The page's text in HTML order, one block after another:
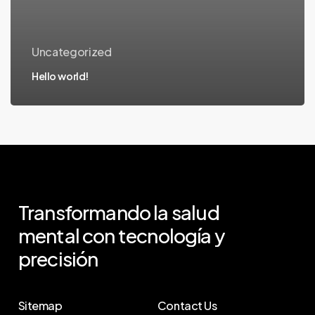
Uncategorized
Hello world!
Transformandola salud
mentalcontecnologíay
precisión
Sitemap Contact Us